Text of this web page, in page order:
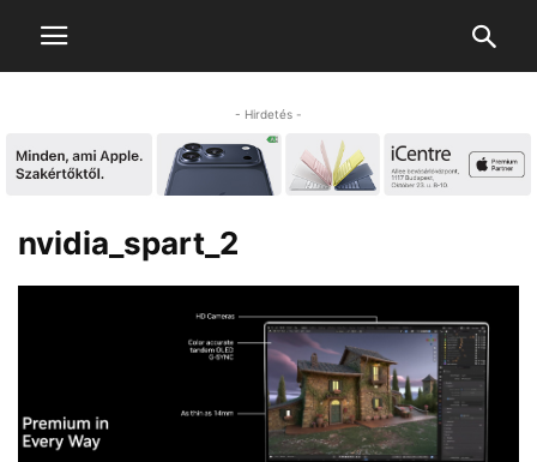
- Hirdetés -
nvidia_spart_2